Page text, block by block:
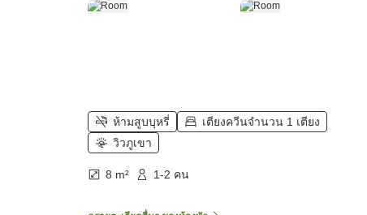
ห้ามสูบบุหรี่
เตียงควีนจำนวน 1 เตียง
วิวภูเขา
8 m² 1-2 คน